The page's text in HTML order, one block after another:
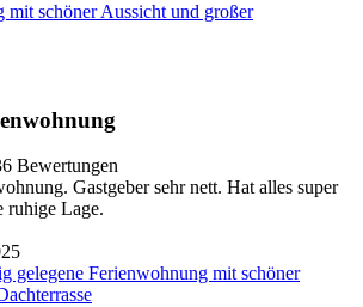
mit schöner Aussicht und großer
Bewertungen
Gastgeber sehr nett. Hat alles super
ruhige Lage.
gelegene Ferienwohnung mit schöner